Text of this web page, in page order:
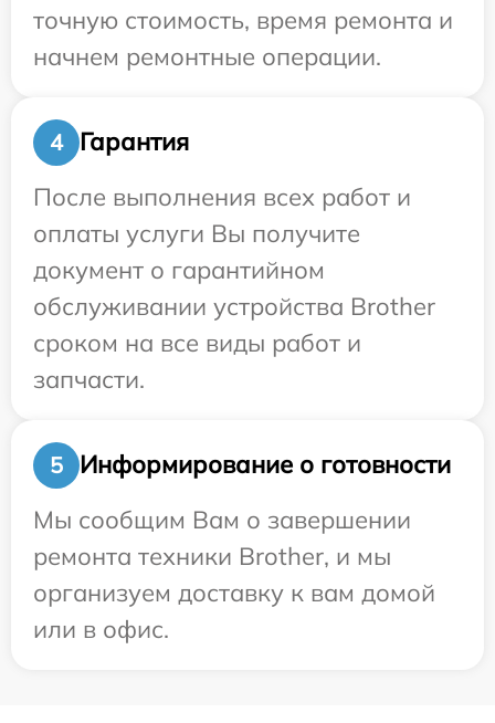
точную стоимость, время ремонта и
начнем ремонтные операции.
4
Гарантия
После выполнения всех работ и
оплаты услуги Вы получите
документ о гарантийном
обслуживании устройства Brother
сроком на все виды работ и
запчасти.
5
Информирование о готовности
Мы сообщим Вам о завершении
ремонта техники Brother, и мы
организуем доставку к вам домой
или в офис.